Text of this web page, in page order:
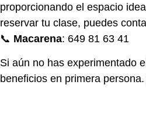
proporcionando el espacio
reservar tu clase, puedes
📞 Macarena: 649 81 63 41
Si aún no has experimentado
beneficios en primera